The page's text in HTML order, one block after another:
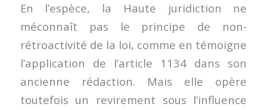
En l’espèce, la Haute juridiction ne
méconnaît pas le principe de non-
rétroactivité de la loi, comme en témoigne
l’application de l’article 1134 dans son
ancienne rédaction. Mais elle opère
toutefois un revirement sous l’influence